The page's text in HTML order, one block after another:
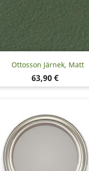
Ottosson Järnek, Matt
Pris
63,90 €